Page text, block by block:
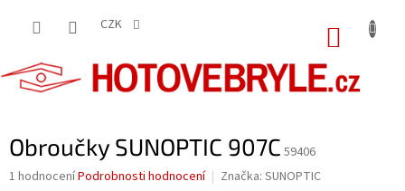
CZK
Obroučky SUNOPTIC 907C 59406
Průměrné
1 hodnoceníPodrobnosti hodnocení Značka: SUNOPTIC